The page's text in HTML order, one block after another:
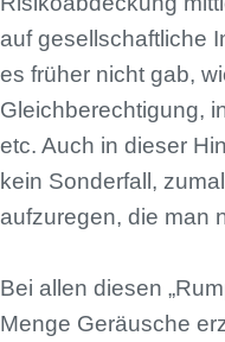
auf gesellschaftliche
es früher nicht gab,
Gleichberechtigung,
etc. Auch in dieser
kein Sonderfall,
aufzuregen, die man
Bei allen diesen
Menge Geräusche